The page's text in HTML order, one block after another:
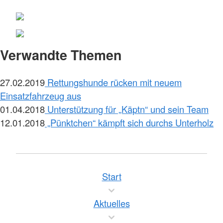
Verwandte Themen
27.02.2019 Rettungshunde rücken mit neuem
Einsatzfahrzeug aus
01.04.2018 Unterstützung für „Käptn“ und sein Team
12.01.2018„Pünktchen“ kämpft sich durchs Unterholz
Start
Aktuelles